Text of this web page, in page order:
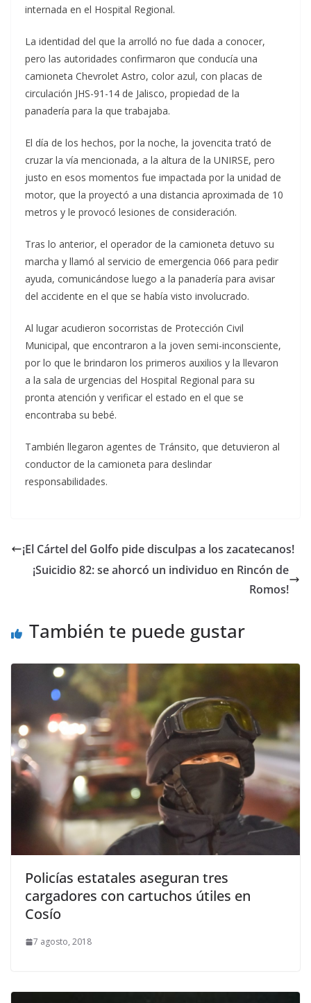
internada en el Hospital Regional.
La identidad del que la arrolló no fue dada a conocer,
pero las autoridades confirmaron que conducía una
camioneta Chevrolet Astro, color azul, con placas de
circulación JHS-91-14 de Jalisco, propiedad de la
panadería para la que trabajaba.
El día de los hechos, por la noche, la jovencita trató de
cruzar la vía mencionada, a la altura de la UNIRSE, pero
justo en esos momentos fue impactada por la unidad de
motor, que la proyectó a una distancia aproximada de 10
metros y le provocó lesiones de consideración.
Tras lo anterior, el operador de la camioneta detuvo su
marcha y llamó al servicio de emergencia 066 para pedir
ayuda, comunicándose luego a la panadería para avisar
del accidente en el que se había visto involucrado.
Al lugar acudieron socorristas de Protección Civil
Municipal, que encontraron a la joven semi-inconsciente,
por lo que le brindaron los primeros auxilios y la llevaron
a la sala de urgencias del Hospital Regional para su
pronta atención y verificar el estado en el que se
encontraba su bebé.
También llegaron agentes de Tránsito, que detuvieron al
conductor de la camioneta para deslindar
responsabilidades.
¡El Cártel del Golfo pide disculpas a los zacatecanos!
¡Suicidio 82: se ahorcó un individuo en Rincón de
Romos!
También te puede gustar
Policías estatales aseguran tres
cargadores con cartuchos útiles en
Cosío
7 agosto, 2018